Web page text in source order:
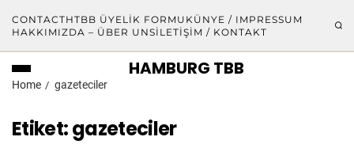
CONTACTHTBB ÜYELIK FORMU KÜNYE / IMPRESSUM
HAKKIMIZDA – ÜBER UNSİLETIŞIM / KONTAKT
HAMBURG TBB
Home gazeteciler
Etiket:gazeteciler